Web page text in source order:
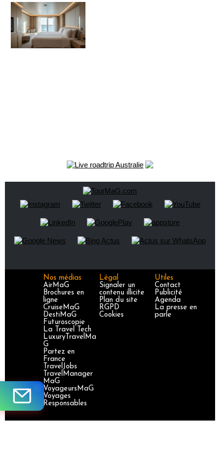
Nos médias
AirMaG
Brochures en
ligne
CruiseMaG
DestiMaG
Futuroscopie
La Travel Tech
LuxuryTravelMa
G
Partez en
France
TravelJobs
TravelManager
MaG
VoyageursMaG
Voyages
Responsables
Légal
Signaler un
contenu illicite
Plan du site
RGPD
Cookies
Utiles
Contact
Publicité
Agenda
La presse en
parle